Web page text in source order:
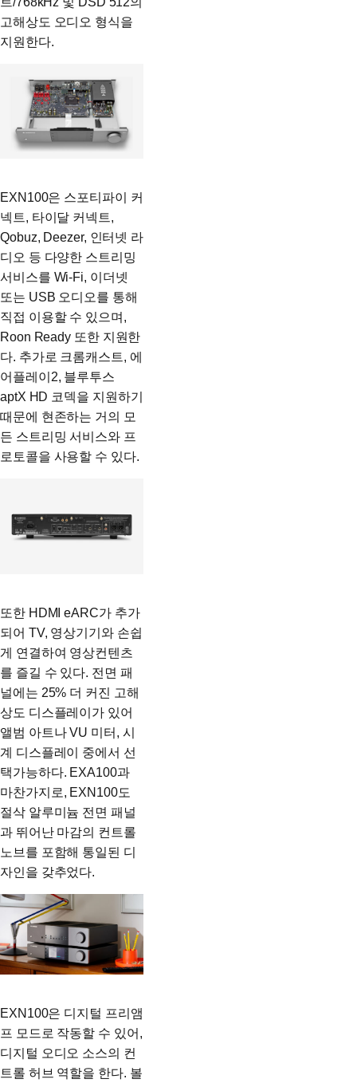
고해상도 오디오 형식을
지원한다.
EXN100은 스포티파이 커
넥트, 타이달 커넥트,
Qobuz, Deezer, 인터넷 라
디오 등 다양한 스트리밍
서비스를 Wi-Fi, 이더넷
또는 USB 오디오를 통해
직접 이용할 수 있으며,
Roon Ready 또한 지원한
다. 추가로 크롬캐스트, 에
어플레이2, 블루투스
aptX HD 코덱을 지원하기
때문에 현존하는 거의 모
든 스트리밍 서비스와 프
로토콜을 사용할 수 있다.
또한 HDMI eARC가 추가
되어 TV, 영상기기와 손쉽
게 연결하여 영상컨텐츠
를 즐길 수 있다. 전면 패
널에는 25% 더 커진 고해
상도 디스플레이가 있어
앨범 아트나 VU 미터, 시
계 디스플레이 중에서 선
택가능하다. EXA100과
마찬가지로, EXN100도
절삭 알루미늄 전면 패널
과 뛰어난 마감의 컨트롤
노브를 포함해 통일된 디
자인을 갖추었다.
EXN100은 디지털 프리앰
프 모드로 작동할 수 있어,
디지털 오디오 소스의 컨
트롤 허브 역할을 한다. 볼